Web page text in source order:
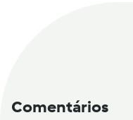
Comentários